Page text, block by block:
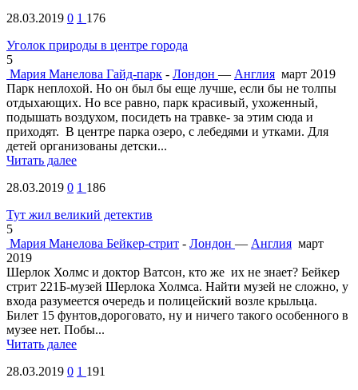
28.03.2019 0 1 176
Уголок природы в центре города
5
Мария Манелова Гайд-парк - Лондон — Англия март 2019
Парк неплохой. Но он был бы еще лучше, если бы не толпы
отдыхающих. Но все равно, парк красивый, ухоженный,
подышать воздухом, посидеть на травке- за этим сюда и
приходят. В центре парка озеро, с лебедями и утками. Для
детей организованы детски...
Читать далее
28.03.2019 0 1 186
Тут жил великий детектив
5
Мария Манелова Бейкер-стрит - Лондон — Англия март
2019
Шерлок Холмс и доктор Ватсон, кто же их не знает? Бейкер
стрит 221Б-музей Шерлока Холмса. Найти музей не сложно, у
входа разумеется очередь и полицейский возле крыльца.
Билет 15 фунтов,дороговато, ну и ничего такого особенного в
музее нет. Побы...
Читать далее
28.03.2019 0 1 191